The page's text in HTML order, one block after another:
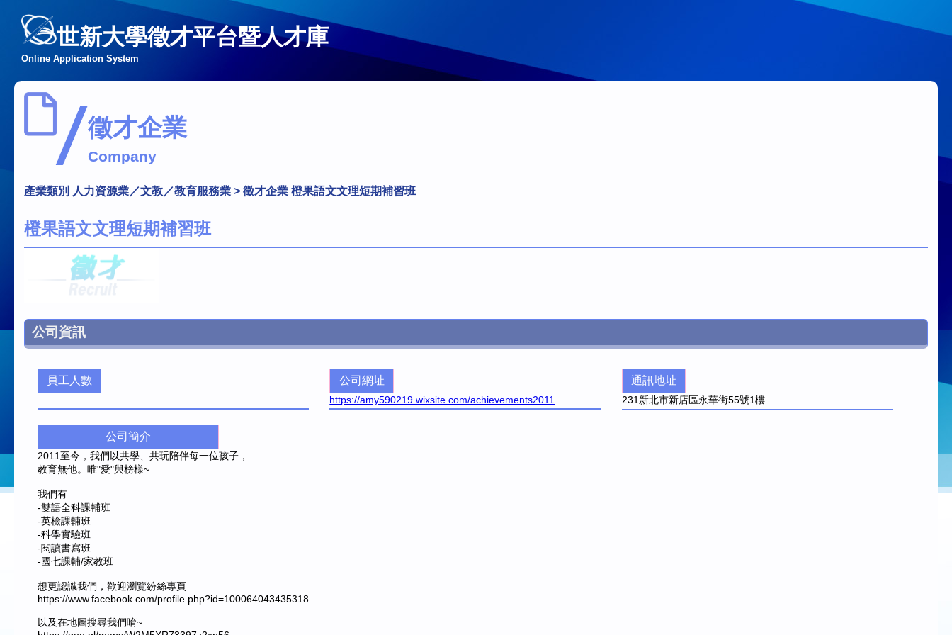
世新大學徵才平台暨人才庫
Online Application System
徵才企業
Company
產業類別 人力資源業／文教／教育服務業> 徵才企業 橙果語文文理短期補習班
橙果語文文理短期補習班
公司資訊
員工人數 公司網址
https://amy590219.wixsite.com/achievements2011
通訊地址
231新北市新店區永華街55號1樓
公司簡介
2011至今，我們以共學、共玩陪伴每一位孩子，
教育無他。唯"愛"與榜樣~
我們有
-雙語全科課輔班
-英檢課輔班
-科學實驗班
-閱讀書寫班
-國七課輔/家教班
想更認識我們，歡迎瀏覽紛絲專頁
https://www.facebook.com/profile.php?id=100064043435318
以及在地圖搜尋我們唷~